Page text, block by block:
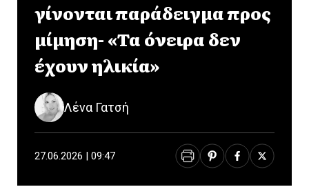
γίνονται παράδειγμα προς
μίμηση- «Τα όνειρα δεν
έχουν ηλικία»
Λένα Γατσή
27.06.2026 | 09:47